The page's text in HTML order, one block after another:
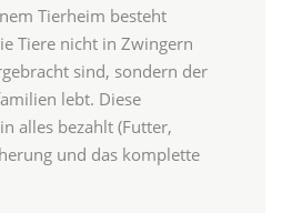
Tierheim besteht
Tiere nicht in Zwingern
sind, sondern der
lebt. Diese
alles bezahlt (Futter,
und das komplette